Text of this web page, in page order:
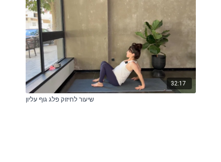
32:17
שיעור לחיזוק פלג גוף עליון